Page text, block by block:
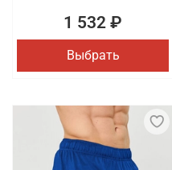
1 532 ₽
Выбрать